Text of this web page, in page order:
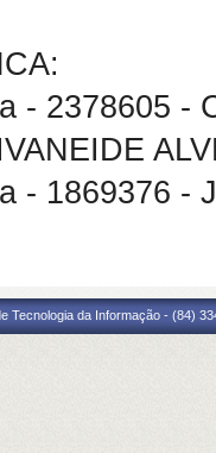
- 2378605 -
- 1869376 -
Tecnologia da Informação - (84)